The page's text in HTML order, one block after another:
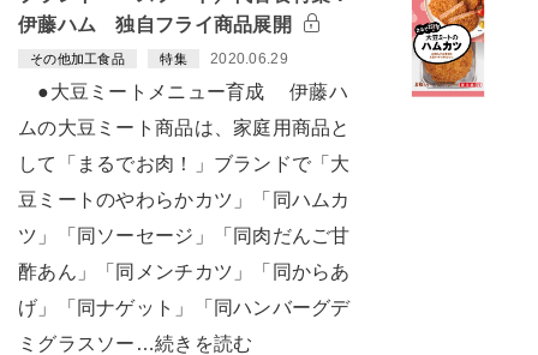
伊藤ハム 独自フライ商品展開
その他加工食品 特集 2020.06.29
●大豆ミートメニュー育成 伊藤ハ
ムの大豆ミート商品は、家庭用商品と
して「まるでお肉！」ブランドで「大
豆ミートのやわらかカツ」「同ハムカ
ツ」「同ソーセージ」「同肉だんご甘
酢あん」「同メンチカツ」「同からあ
げ」「同ナゲット」「同ハンバーグデ
ミグラスソー…続きを読む